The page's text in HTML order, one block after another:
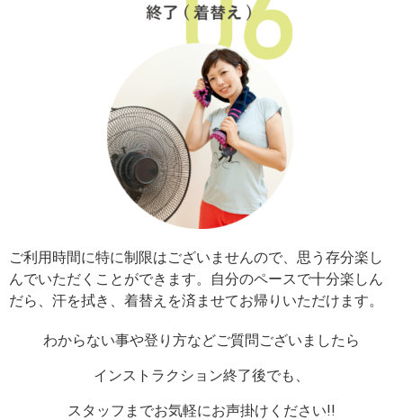
ご利用時間に特に制限はございませんので、思う存分楽し
んでいただくことができます。自分のペースで十分楽しん
だら、汗を拭き、着替えを済ませてお帰りいただけます。
わからない事や登り方などご質問ございましたら
インストラクション終了後でも、
スタッフまでお気軽にお声掛けください!!